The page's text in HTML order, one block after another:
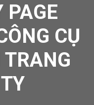
PAGE
CỤ